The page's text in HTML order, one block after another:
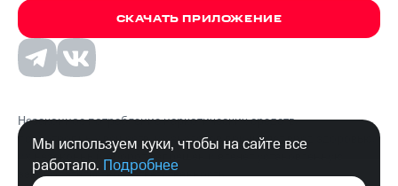
СКАЧАТЬ ПРИЛОЖЕНИЕ
Незаконное потребление наркотических средств,
психотропных веществ, их аналогов причиняет вред здоровью,
их незаконный оборот запрещён и влечёт установленную
законодательством ответственность.
Мы используем куки, чтобы на сайте все
работало. Подробнее